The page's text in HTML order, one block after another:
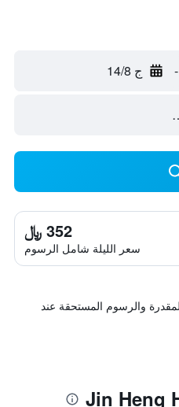
- ج 14/8
352 ﷼
سعر الليلة شامل الرسوم
والرسوم المستحقة عند